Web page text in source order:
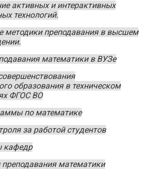
активных и интерактивных
технологий.
методики преподавания в высшем
математики в ВУЗе
образования в техническом
ФГОС ВО
по математике
за работой студентов
кафедр
преподавания математики